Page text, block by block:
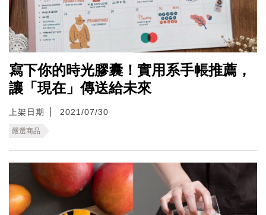
寫下你的時光膠囊！實用系手帳推薦，
讓「現在」傳送給未來
上架日期 2021/07/30
嚴選商品